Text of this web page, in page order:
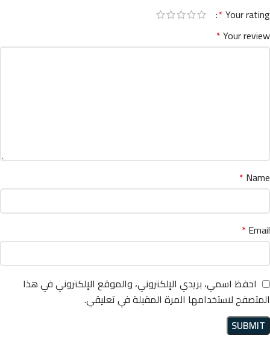
Your rating
*
Your review
*
Name
*
Email
*
احفظ اسمي، بريدي الإلكتروني، والموقع الإلكتروني في هذا
المتصفح لاستخدامها المرة المقبلة في تعليقي.